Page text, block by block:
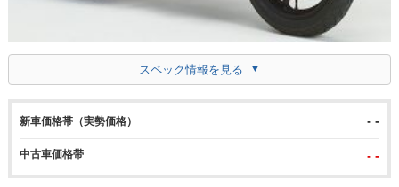
スペック情報を見る
新車価格帯（実勢価格） - -
中古車価格帯 - -